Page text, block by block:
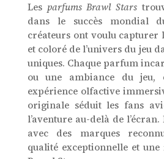
Les parfums Brawl Stars
dans le succès mondial
créateurs ont voulu capturer
et coloré de l’univers du jeu
uniques. Chaque parfum
ou une ambiance du jeu,
expérience olfactive
originale séduit les fans
l’aventure au-delà de
avec des marques
qualité exceptionnelle et